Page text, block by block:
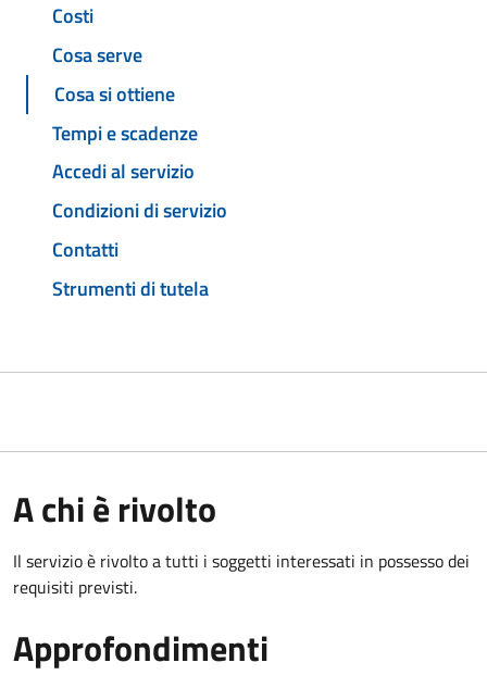
Costi
Cosa serve
Cosa si ottiene
Tempi e scadenze
Accedi al servizio
Condizioni di servizio
Contatti
Strumenti di tutela
A chi è rivolto
Il servizio è rivolto a tutti i soggetti interessati in possesso dei
requisiti previsti.
Approfondimenti